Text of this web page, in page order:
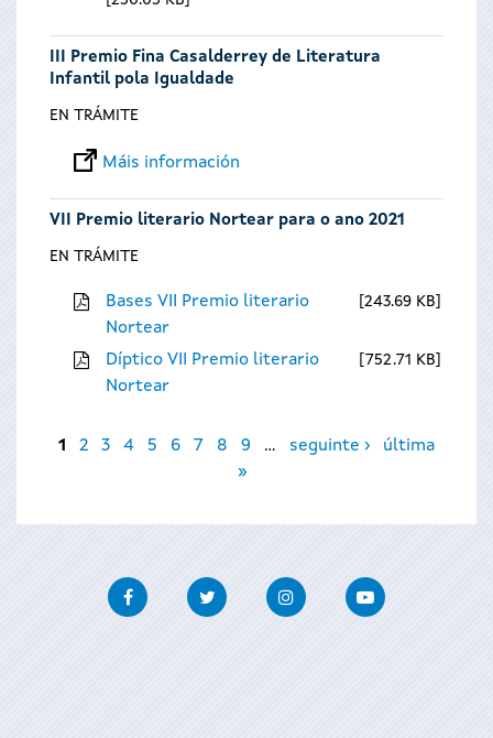
III Premio Fina Casalderrey de Literatura
Infantil pola Igualdade
EN TRÁMITE
Máis información
VII Premio literario Nortear para o ano 2021
EN TRÁMITE
Bases VII Premio literario
Nortear
243.69 KB
Díptico VII Premio literario
Nortear
752.71 KB
Páxinas
1 2 3 4 5 6 7 8 9 … seguinte ›
última
»
FacebookTwitter InstagramYoutube